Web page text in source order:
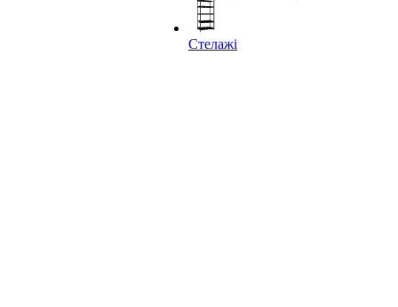
Стелажі